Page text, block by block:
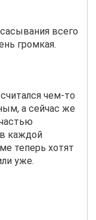
всего
громкая.
чем-то
а сейчас же
каждой
теперь хотят
уже.